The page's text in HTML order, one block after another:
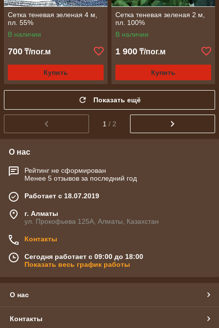
Сетка теневая зеленая 4 м,
пл. 55%
В наличии
700 ₸/пог.м
Купить
Сетка теневая зеленая 2 м,
пл. 100%
В наличии
1 900 ₸/пог.м
Купить
Показать ещё
1 / 2
О нас
Рейтинг не сформирован
Менее 5 отзывов за последний год
Работает с 18.07.2019
г. Алматы
ул. Прокофьева 125А, Алматы, Казахстан
Контакты
Сегодня работает с 09:00 до 18:00
Показать весь график работы
О нас
Контакты